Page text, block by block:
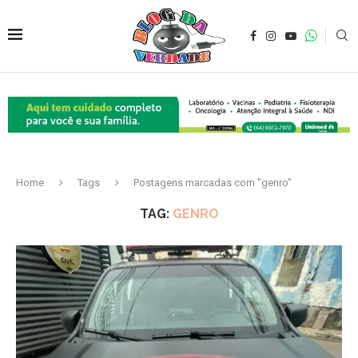
Home Tags Postagens marcadas com "genro"
TAG: GENRO